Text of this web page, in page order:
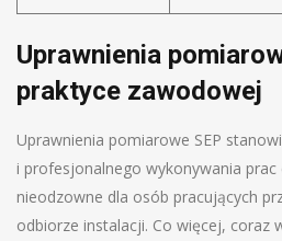
Uprawnienia
praktyce zawodowej
Uprawnienia pomiarowe SEP
i profesjonalnego wykonywania prac
nieodzowne dla osób pracujących
odbiorze instalacji. Co więcej, coraz